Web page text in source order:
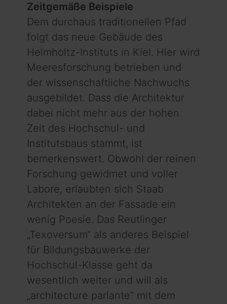
Zeitgemäße Beispiele
Dem durchaus traditionellen Pfad
folgt das neue Gebäude des
Helmholtz-Instituts in Kiel. Hier wird
Meeresforschung betrieben und
der wissenschaftliche Nachwuchs
ausgebildet. Dass die Architektur
dabei nicht mehr aus der hohen
Zeit des Hochschul- und
Institutsbaus stammt, ist
bemerkenswert. Obwohl der reinen
Forschung gewidmet und voller
Labore, erlaubten sich Staab
Architekten an der Fassade ein
wenig Poesie. Das Reutlinger
„Texoversum“ als anderes Beispiel
für Bildungsbauwerke der
Hochschul-Klasse geht da
wesentlich weiter und will als
„architecture parlante“ mit dem